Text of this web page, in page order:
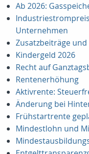
Ab 2026:
Unternehmen
Zusatzbeiträge
Kindergeld 2026
Recht auf
Rentenerhöhung
Aktivrente:
Änderung bei
Frühstartrente
Mindestlohn und